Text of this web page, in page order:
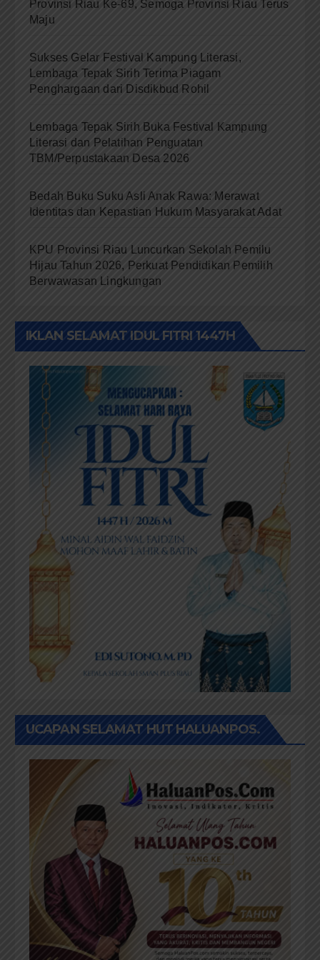
Provinsi Riau Ke-69, Semoga Provinsi Riau Terus
Maju
Sukses Gelar Festival Kampung Literasi,
Lembaga Tepak Sirih Terima Piagam
Penghargaan dari Disdikbud Rohil
Lembaga Tepak Sirih Buka Festival Kampung
Literasi dan Pelatihan Penguatan
TBM/Perpustakaan Desa 2026
Bedah Buku Suku Asli Anak Rawa: Merawat
Identitas dan Kepastian Hukum Masyarakat Adat
KPU Provinsi Riau Luncurkan Sekolah Pemilu
Hijau Tahun 2026, Perkuat Pendidikan Pemilih
Berwawasan Lingkungan
IKLAN SELAMAT IDUL FITRI 1447H
UCAPAN SELAMAT HUT HALUANPOS.